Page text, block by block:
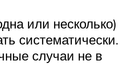
или несколько)
систематически.
случаи не в